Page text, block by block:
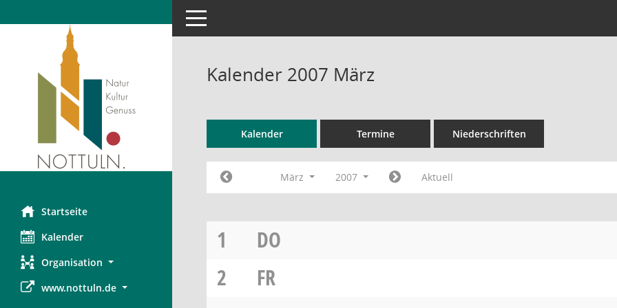
Startseite
Kalender
Organisation
www.nottuln.de
Toggle navigation
Kalender 2007 März
Kalender Termine Niederschriften
März 2007 Aktuell
1
DO
2
FR